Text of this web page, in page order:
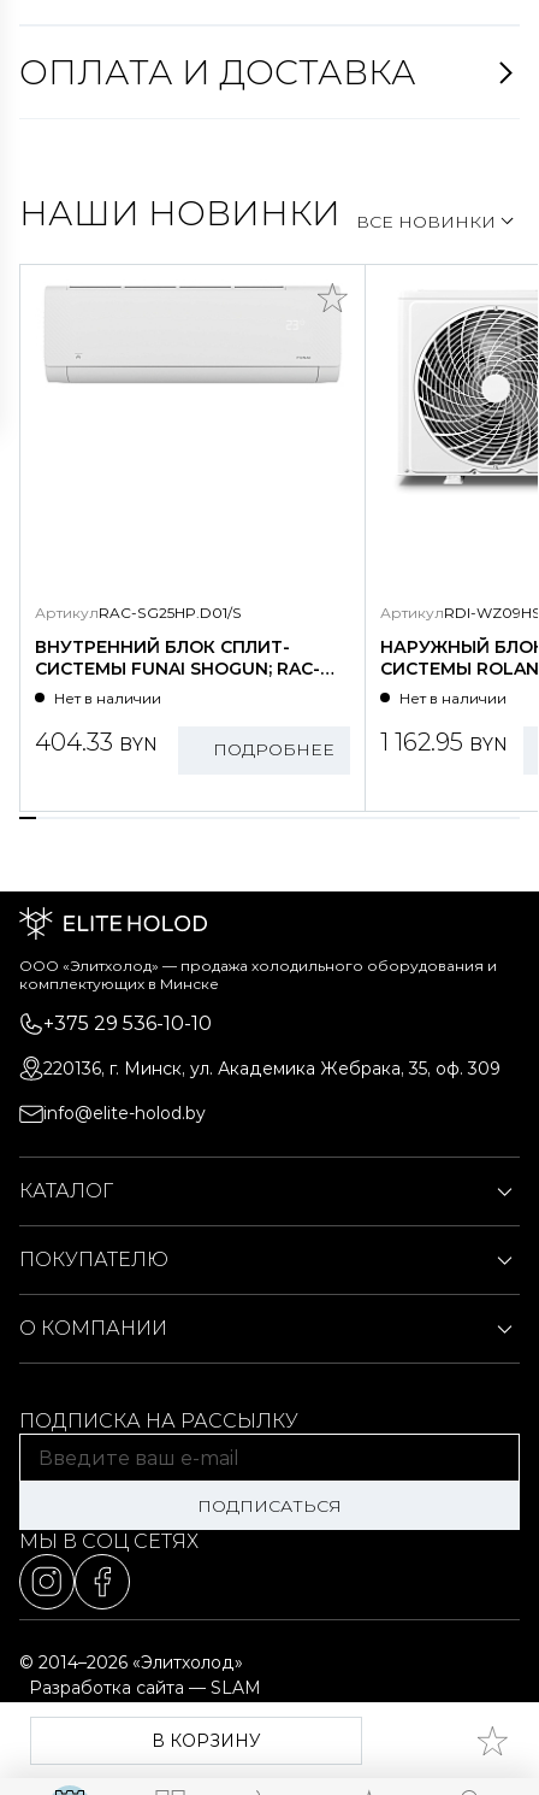
В КОРЗИНУ
ОПЛАТА И ДОСТАВКА
НАШИ НОВИНКИ ВСЕ НОВИНКИ
АртикулRAC-SG25HP.D01/S
ВНУТРЕННИЙ БЛОК СПЛИТ-
СИСТЕМЫ FUNAI SHOGUN; RAC-
SG25HP.D01/S
Нет в наличии
404.33 BYN ПОДРОБНЕЕ
АртикулRDI-
НАРУЖНЫЙ
СИСТЕМЫ
WZ09HSS/N1-
Нет в наличии
1 162.95 BYN
ООО «Элитхолод» ― продажа холодильного оборудования и
комплектующих в Минске
+375 29 536-10-10
220136, г. Минск, ул. Академика Жебрака, 35, оф. 309
info@elite-holod.by
КАТАЛОГ
ПОКУПАТЕЛЮ
О КОМПАНИИ
ПОДПИСКА НА РАССЫЛКУ
ПОДПИСАТЬСЯ
МЫ В СОЦ СЕТЯХ
© 2014–2026 «Элитхолод»
Разработка сайта — SLAM
Выбор настроек cookie